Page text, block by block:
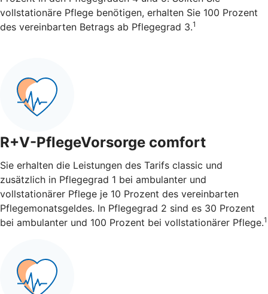
vollstationäre Pflege benötigen, erhalten Sie 100 Prozent
des vereinbarten Betrags ab Pflegegrad 3.1
R+V-PflegeVorsorge comfort
Sie erhalten die Leistungen des Tarifs classic und
zusätzlich in Pflegegrad 1 bei ambulanter und
vollstationärer Pflege je 10 Prozent des vereinbarten
Pflegemonatsgeldes. In Pflegegrad 2 sind es 30 Prozent
bei ambulanter und 100 Prozent bei vollstationärer Pflege.1